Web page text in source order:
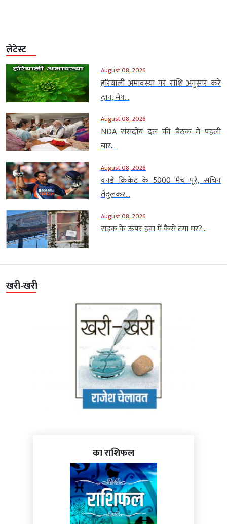
लेटेस्ट
August 08, 2026
हरियाली अमावस्या पर राशि अनुसार करें
दान, मेष...
August 08, 2026
NDA संसदीय दल की बैठक में पहली
बार...
August 08, 2026
वनडे क्रिकेट के 5000 मैच पूरे, सचिन
तेंदुलकर...
August 08, 2026
सड़क के ऊपर हवा में कैसे टंगा घर?...
खरी-खरी
का राशिफल